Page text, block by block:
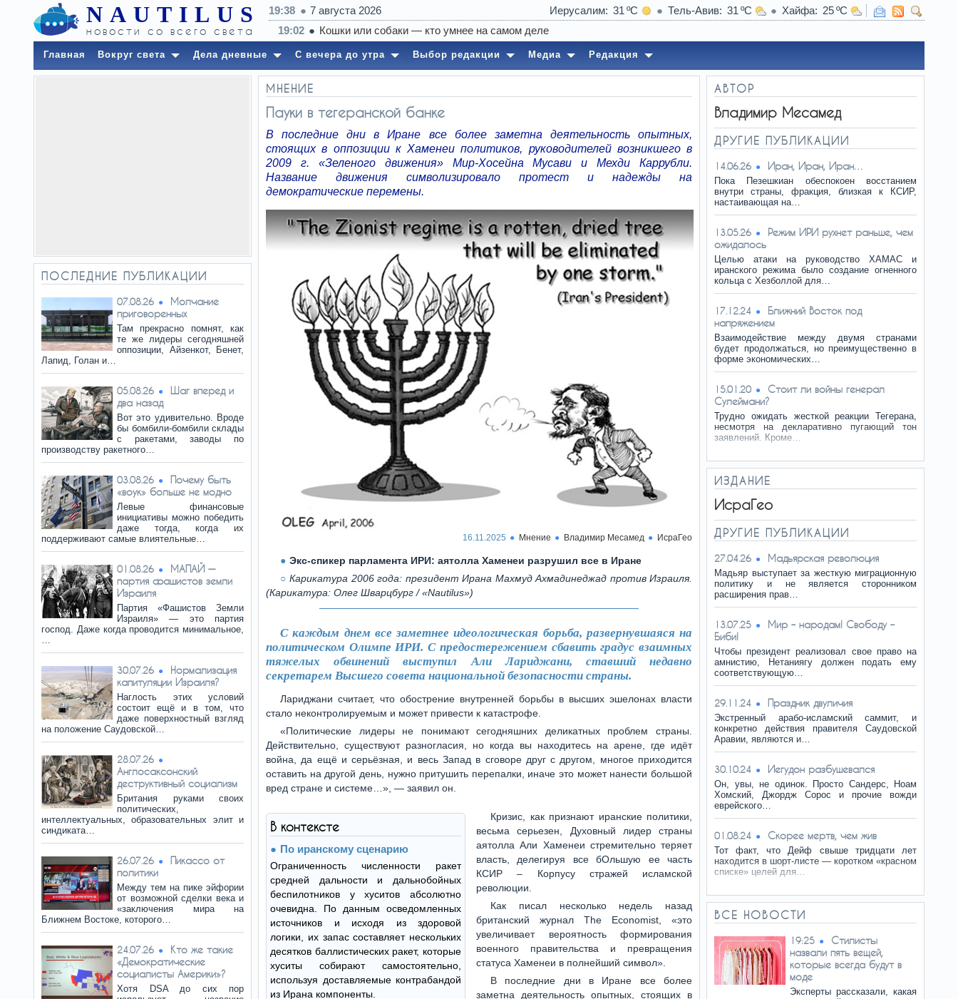
NAUTILUS
новости со всего света
19:38 7 августа 2026 Иерусалим 31 Тель-Авив 31 Хайфа
25
19:02
Кошки или собаки — кто умнее на самом деле
Главная Вокруг света Дела дневные С вечера до утра Выбор редакции Медиа Редакция
ПОСЛЕДНИЕ ПУБЛИКАЦИИ
07.08.26
Молчание
приговоренных
Там прекрасно помнят, как
те же лидеры сегодняшней
оппозиции, Айзенкот, Бенет,
Лапид, Голан и…
05.08.26
Шаг вперед и
два назад
Вот это удивительно. Вроде
бы бомбили-бомбили склады
с ракетами, заводы по
производству ракетного…
03.08.26
Почему быть
«воук» больше не модно
Левые финансовые
инициативы можно победить
даже тогда, когда их
поддерживают самые влиятельные…
01.08.26
МАПАЙ —
партия фашистов земли
Израиля
Партия «Фашистов Земли
Израиля» — это партия
господ. Даже когда проводится минимальное,
…
30.07.26
Нормализация
капитуляции Израиля?
Наглость этих условий
состоит ещё и в том, что
даже поверхностный взгляд
на положение Саудовской…
28.07.26
Англосаксонский
деструктивный социализм
Британия руками своих
политических,
интеллектуальных, образовательных элит и
синдиката…
26.07.26
Пикассо от
политики
Между тем на пике эйфории
от возможной сделки века и
«заключения мира на
Ближнем Востоке, которого…
24.07.26
Кто же такие
«Демократические
социалисты Америки»?
Хотя DSA до сих пор
МНЕНИЕ
Пауки в тегеранской банке
В последние дни в Иране все более заметна деятельность опытных,
стоящих в оппозиции к Хаменеи политиков, руководителей возникшего в
2009 г. «Зеленого движения» Мир-Хосейна Мусави и Мехди Каррубли.
Название движения символизировало протест и надежды на
демократические перемены.
16.11.2025 Мнение Владимир Месамед ИсраГео
Экс-спикер парламента ИРИ: аятолла Хаменеи разрушил все в Иране
Карикатура 2006 года: президент Ирана Махмуд Ахмадинеджад против Израиля.
(Карикатура: Олег Шварцбург / «Nautilus»)
С каждым днем все заметнее идеологическая борьба, развернувшаяся на
политическом Олимпе ИРИ. С предостережением сбавить градус взаимных
тяжелых обвинений выступил Али Лариджани, ставший недавно
секретарем Высшего совета национальной безопасности страны.
Лариджани считает, что обострение внутренней борьбы в высших эшелонах власти
стало неконтролируемым и может привести к катастрофе.
«Политические лидеры не понимают сегодняшних деликатных проблем страны.
Действительно, существуют разногласия, но когда вы находитесь на арене, где идёт
война, да ещё и серьёзная, и весь Запад в сговоре друг с другом, многое приходится
оставить на другой день, нужно притушить перепалки, иначе это может нанести большой
вред стране и системе…», — заявил он.
В контексте
По иранскому сценарию
Ограниченность численности ракет
средней дальности и дальнобойных
беспилотников у хуситов абсолютно
очевидна. По данным осведомленных
источников и исходя из здоровой
логики, их запас составляет нескольких
десятков баллистических ракет, которые
хуситы собирают самостоятельно,
используя доставляемые контрабандой
из Ирана компоненты.
Кризис, как признают иранские политики,
весьма серьезен, Духовный лидер страны
аятолла Али Хаменеи стремительно теряет
власть, делегируя все бОльшую ее часть
КСИР – Корпусу стражей исламской
революции.
Как писал несколько недель назад
британский журнал The Economist, «это
увеличивает вероятность формирования
военного правительства и превращения
статуса Хаменеи в полнейший символ».
В последние дни в Иране все более
заметна деятельность опытных, стоящих в
АВТОР
Владимир Месамед
ДРУГИЕ ПУБЛИКАЦИИ
14.06.26 Иран, Иран, Иран…
Пока Пезешкиан обеспокоен восстанием
внутри страны, фракция, близкая к КСИР,
настаивающая на…
13.05.26
Режим ИРИ рухнет раньше, чем
ожидалось
Целью атаки на руководство ХАМАС и
иранского режима было создание огненного
кольца с Хезболлой для…
17.12.24
Ближний Восток под
напряжением
Взаимодействие между двумя странами
будет продолжаться, но преимущественно в
форме экономических…
15.01.20
Стоит ли войны генерал
Сулеймани?
Трудно ожидать жесткой реакции Тегерана,
несмотря на декларативно пугающий тон
заявлений. Кроме…
ИЗДАНИЕ
ИсраГео
ДРУГИЕ ПУБЛИКАЦИИ
27.04.26 Мадьярская революция
Мадьяр выступает за жесткую миграционную
политику и не является сторонником
расширения прав…
13.07.25
Мир – народам! Свободу –
Биби!
Чтобы президент реализовал свое право на
амнистию, Нетаниягу должен подать ему
соответствующую…
29.11.24 Праздник двуличия
Экстренный арабо-исламский саммит, и
конкретно действия правителя Саудовской
Аравии, являются и…
30.10.24 Иeгудoн разбушевался
Он, увы, не одинок. Просто Сандерс, Ноам
Хомский, Джордж Сорос и прочие вожди
еврейского…
01.08.24 Скорее мертв, чем жив
Тот факт, что Дейф свыше тридцати лет
находится в шорт-листе — коротком «красном
списке» целей для…
ВСЕ НОВОСТИ
19:25
Стилисты
назвали пять вещей,
которые всегда будут в
моде
Эксперты рассказали, какая